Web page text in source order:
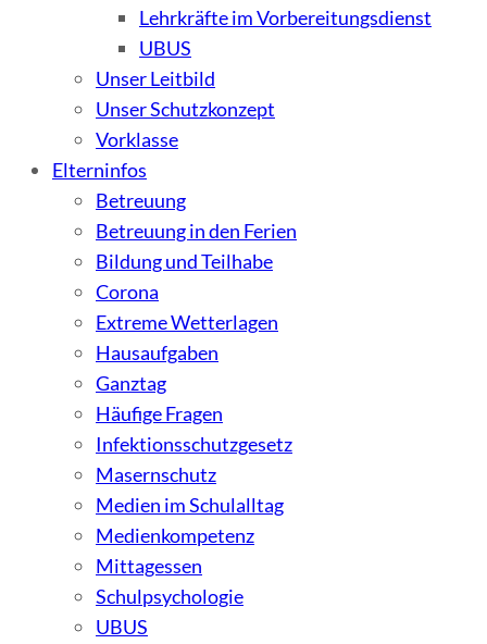
Lehrkräfte im Vorbereitungsdienst
UBUS
Unser Leitbild
Unser Schutzkonzept
Vorklasse
Elterninfos
Betreuung
Betreuung in den Ferien
Bildung und Teilhabe
Corona
Extreme Wetterlagen
Hausaufgaben
Ganztag
Häufige Fragen
Infektionsschutzgesetz
Masernschutz
Medien im Schulalltag
Medienkompetenz
Mittagessen
Schulpsychologie
UBUS